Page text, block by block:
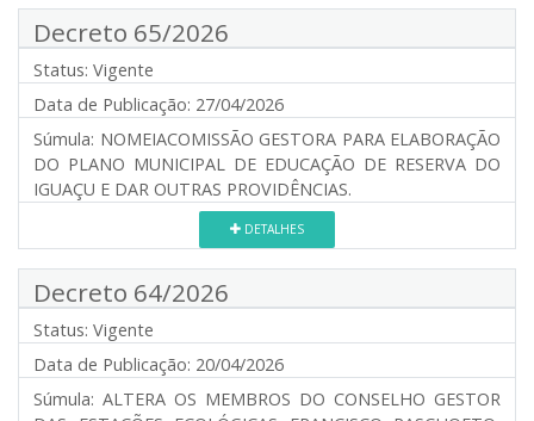
Decreto 65/2026
Status: Vigente
Data de Publicação: 27/04/2026
Súmula: NOMEIACOMISSÃO GESTORA PARA ELABORAÇÃO
DO PLANO MUNICIPAL DE EDUCAÇÃO DE RESERVA DO
IGUAÇU E DAR OUTRAS PROVIDÊNCIAS.
DETALHES
Decreto 64/2026
Status: Vigente
Data de Publicação: 20/04/2026
Súmula: ALTERA OS MEMBROS DO CONSELHO GESTOR